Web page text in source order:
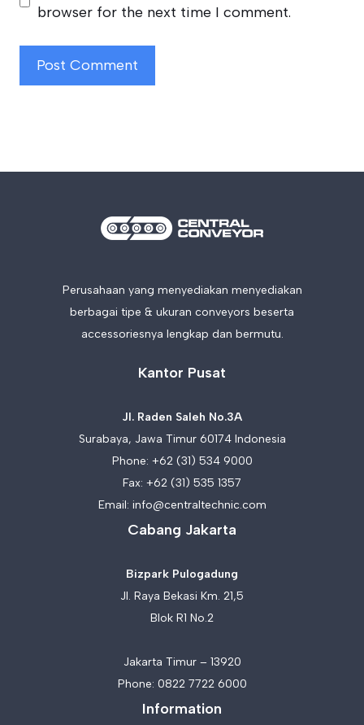
browser for the next time I comment.
Perusahaan yang menyediakan menyediakan
berbagai tipe & ukuran conveyors beserta
accessoriesnya lengkap dan bermutu.
Kantor Pusat
Jl. Raden Saleh No.3A
Surabaya, Jawa Timur 60174 Indonesia
Phone: +62 (31) 534 9000
Fax: +62 (31) 535 1357
Email: info@centraltechnic.com
Cabang Jakarta
Bizpark Pulogadung
Jl. Raya Bekasi Km. 21,5
Blok R1 No.2
Jakarta Timur – 13920
Phone: 0822 7722 6000
Information